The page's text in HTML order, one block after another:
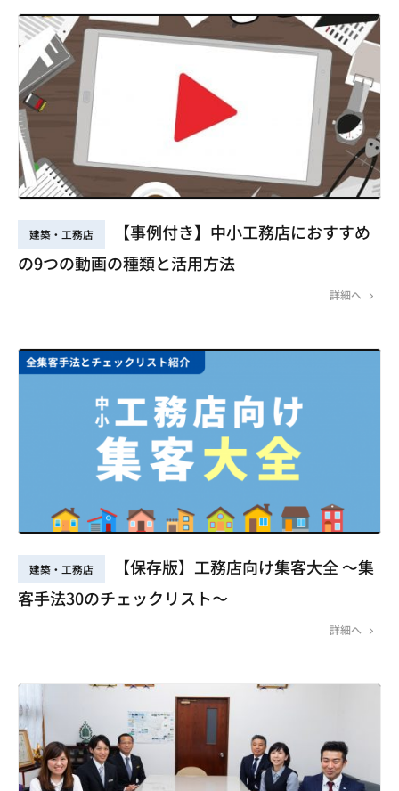
建築・工務店
【事例付き】中小工務店におすすめ
の9つの動画の種類と活用方法
詳細へ
建築・工務店
【保存版】工務店向け集客大全 ～集
客手法30のチェックリスト～
詳細へ